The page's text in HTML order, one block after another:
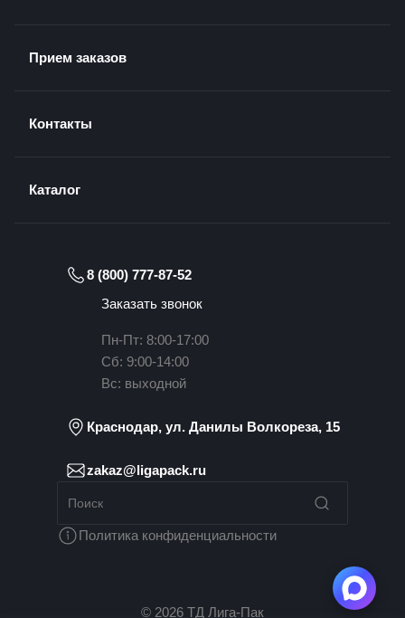
Прием заказов
Контакты
Каталог
8 (800) 777-87-52
Заказать звонок
Пн-Пт: 8:00-17:00
Сб: 9:00-14:00
Вс: выходной
Краснодар, ул. Данилы Волкореза, 15
zakaz@ligapack.ru
Политика конфиденциальности
© 2026 ТД Лига-Пак